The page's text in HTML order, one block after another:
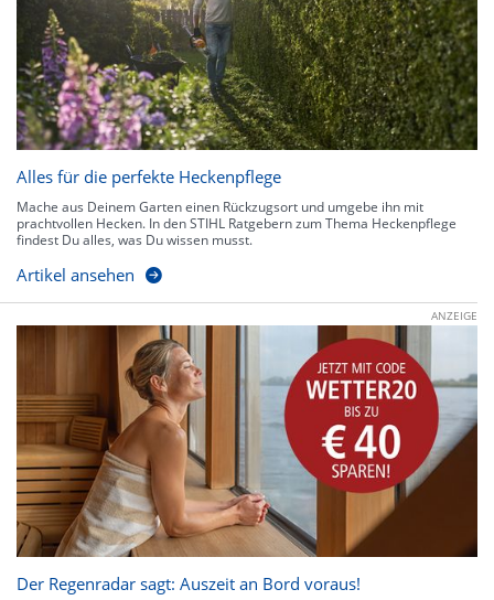
Alles für die perfekte Heckenpflege
Mache aus Deinem Garten einen Rückzugsort und umgebe ihn mit
prachtvollen Hecken. In den STIHL Ratgebern zum Thema Heckenpflege
findest Du alles, was Du wissen musst.
Artikel ansehen
ANZEIGE
Der Regenradar sagt: Auszeit an Bord voraus!